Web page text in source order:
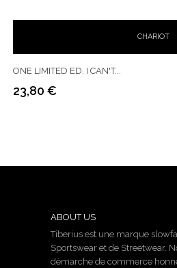
CHARIOT
ONE LIMITED ED. I CAN'T...
Prix
23,80 €
ABOUT US
Tiberius est une marque
Sportswear et de Streetwear.
démarche de commerce